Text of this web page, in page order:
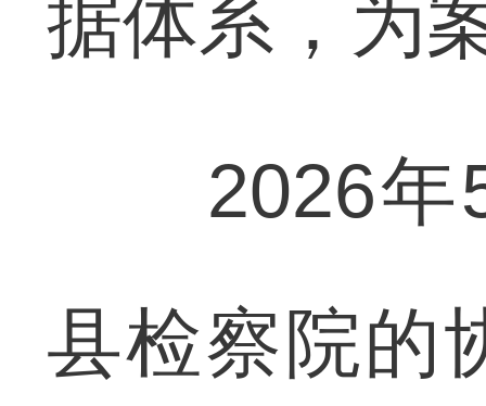
据体系，为
2026年5
县检察院的